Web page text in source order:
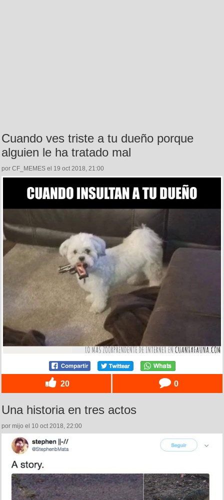
Cuando ves triste a tu dueño porque
alguien le ha tratado mal
por CF_MEMES el 19 oct 2018, 21:00
20 0
Una historia en tres actos
por mijo el 10 oct 2018, 22:00